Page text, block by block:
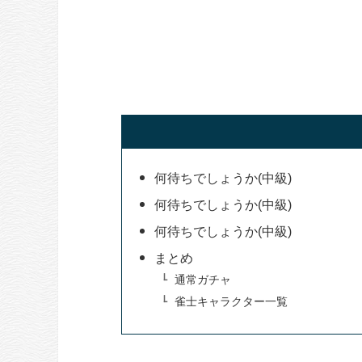
何待ちでしょうか(中級)
何待ちでしょうか(中級)
何待ちでしょうか(中級)
まとめ
通常ガチャ
雀士キャラクター一覧